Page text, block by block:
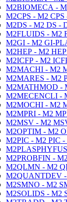
M2BIOMECA -
M2CPS - M2 CPS
M2DS - M2 DS -
M2FLUIDS - M2
M2GI - M2 GI-
M2HEP - M2 HEP
M2ICFP - M2
M2MACHI - M2
M2MARES - M2
M2MATHMOD -
M2MECENCLI -
M2MOCHI - M2
M2MPRI - M2
M2MSV - M2
M2OPTIM - M2
M2PIC - M2 PIC -
M2PLASPHYFUS
M2PROBFIN -
M2QLMN - M2
M2QUANTDEV -
M2SMNO - M2
M2SOLIDS - M2